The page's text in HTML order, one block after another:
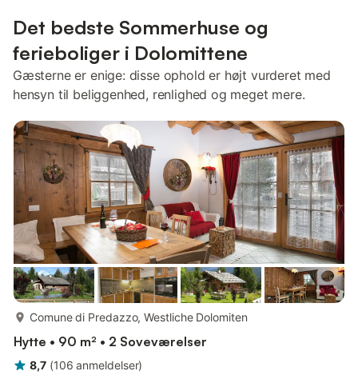
Det bedste Sommerhuse og
ferieboliger i Dolomittene
Gæsterne er enige: disse ophold er højt vurderet med
hensyn til beliggenhed, renlighed og meget mere.
Comune di Predazzo, Westliche Dolomiten
Hytte • 90 m² • 2 Soveværelser
8,7 (106 anmeldelser)